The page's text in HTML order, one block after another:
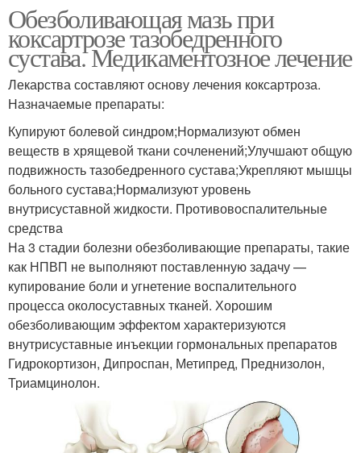
Обезболивающая мазь при
коксартрозе тазобедренного
сустава. Медикаментозное лечение
Лекарства составляют основу лечения коксартроза.
Назначаемые препараты:
Купируют болевой синдром;Нормализуют обмен
веществ в хрящевой ткани сочленений;Улучшают общую
подвижность тазобедренного сустава;Укрепляют мышцы
больного сустава;Нормализуют уровень
внутрисуставной жидкости. Противовоспалительные
средства
На 3 стадии болезни обезболивающие препараты, такие
как НПВП не выполняют поставленную задачу —
купирование боли и угнетение воспалительного
процесса околосуставных тканей. Хорошим
обезболивающим эффектом характеризуются
внутрисуставные инъекции гормональных препаратов
Гидрокортизон, Дипроспан, Метипред, Преднизолон,
Триамцинолон.